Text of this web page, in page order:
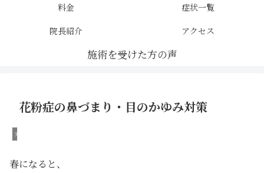
料金
症状一覧
院長紹介
アクセス
花粉症の鼻づまり・目のかゆみ対策
未分類
春になると、